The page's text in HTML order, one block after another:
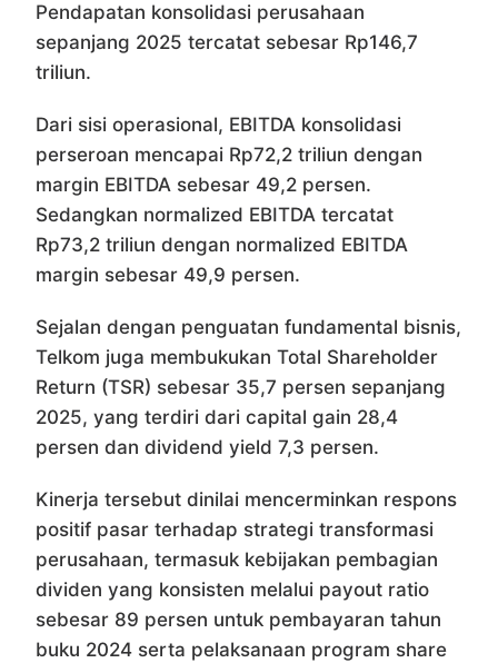
Pendapatan konsolidasi perusahaan
sepanjang 2025 tercatat sebesar Rp146,7
triliun.
Dari sisi operasional, EBITDA konsolidasi
perseroan mencapai Rp72,2 triliun dengan
margin EBITDA sebesar 49,2 persen.
Sedangkan normalized EBITDA tercatat
Rp73,2 triliun dengan normalized EBITDA
margin sebesar 49,9 persen.
Sejalan dengan penguatan fundamental bisnis,
Telkom juga membukukan Total Shareholder
Return (TSR) sebesar 35,7 persen sepanjang
2025, yang terdiri dari capital gain 28,4
persen dan dividend yield 7,3 persen.
Kinerja tersebut dinilai mencerminkan respons
positif pasar terhadap strategi transformasi
perusahaan, termasuk kebijakan pembagian
dividen yang konsisten melalui payout ratio
sebesar 89 persen untuk pembayaran tahun
buku 2024 serta pelaksanaan program share